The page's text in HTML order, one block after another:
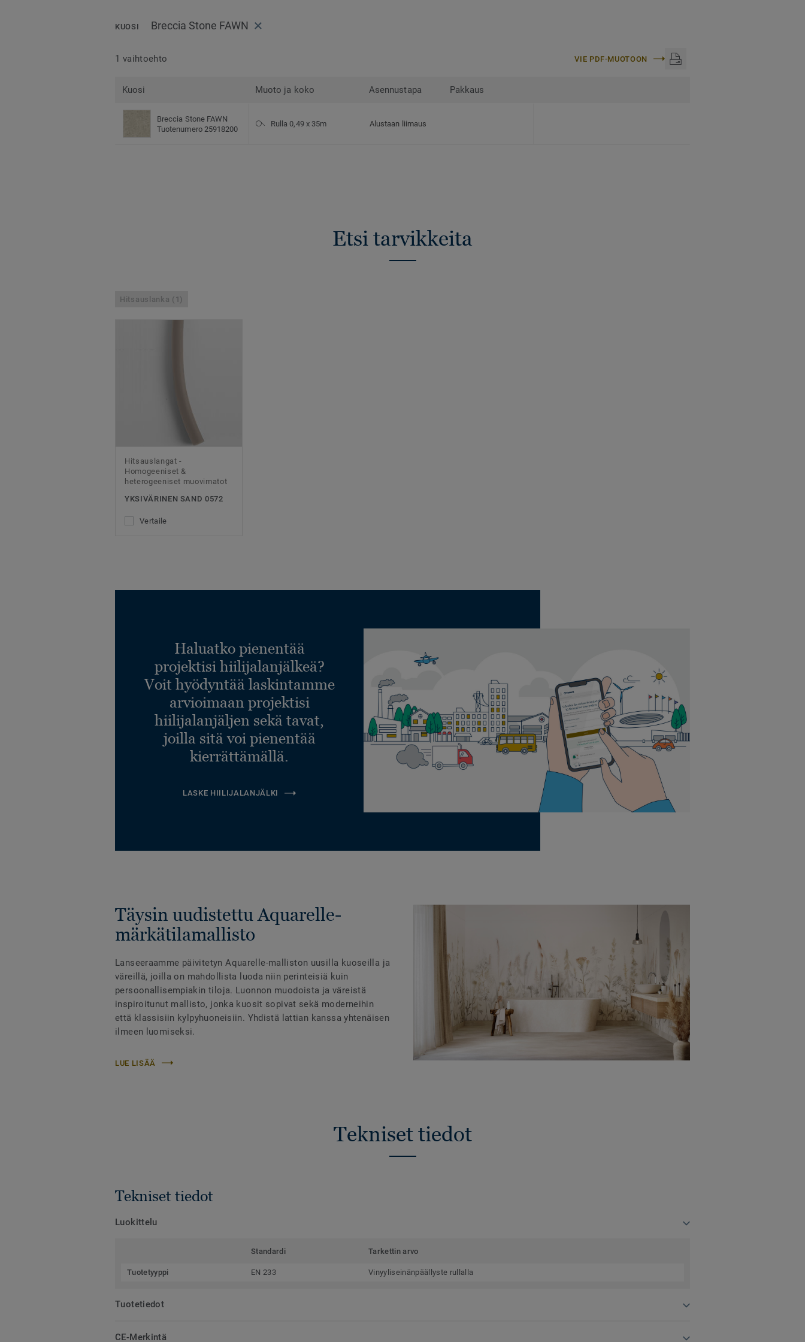
KUOSI Breccia Stone FAWN
1 vaihtoehto VIE PDF-MUOTOON
Kuosi Muoto ja koko Asennustapa Pakkaus
Breccia Stone FAWN
Tuotenumero 25918200
Rulla 0,49 x 35m Alustaan liimaus
Etsi tarvikkeita
Hitsauslanka (1)
Hitsauslangat -
Homogeeniset &
heterogeeniset muovimatot
YKSIVÄRINEN SAND 0572
Vertaile
Haluatko pienentää
projektisi hiilijalanjälkeä?
Voit hyödyntää laskintamme
arvioimaan projektisi
hiilijalanjäljen sekä tavat,
joilla sitä voi pienentää
kierrättämällä.
LASKE HIILIJALANJÄLKI
Täysin uudistettu Aquarelle-
märkätilamallisto
Lanseeraamme päivitetyn Aquarelle-malliston uusilla kuoseilla ja
väreillä, joilla on mahdollista luoda niin perinteisiä kuin
persoonallisempiakin tiloja. Luonnon muodoista ja väreistä
inspiroitunut mallisto, jonka kuosit sopivat sekä moderneihin
että klassisiin kylpyhuoneisiin. Yhdistä lattian kanssa yhtenäisen
ilmeen luomiseksi.
LUE LISÄÄ
Tekniset tiedot
Tekniset tiedot
Luokittelu
Standardi Tarkettin arvo
Tuotetyyppi EN 233 Vinyyliseinänpäällyste rullalla
Tuotetiedot
CE-Merkintä